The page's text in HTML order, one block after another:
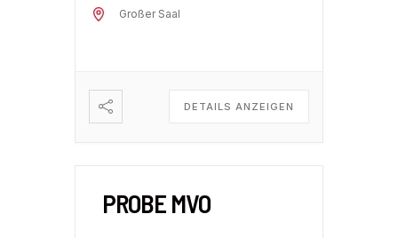
Großer Saal
DETAILS ANZEIGEN
PROBE MVO